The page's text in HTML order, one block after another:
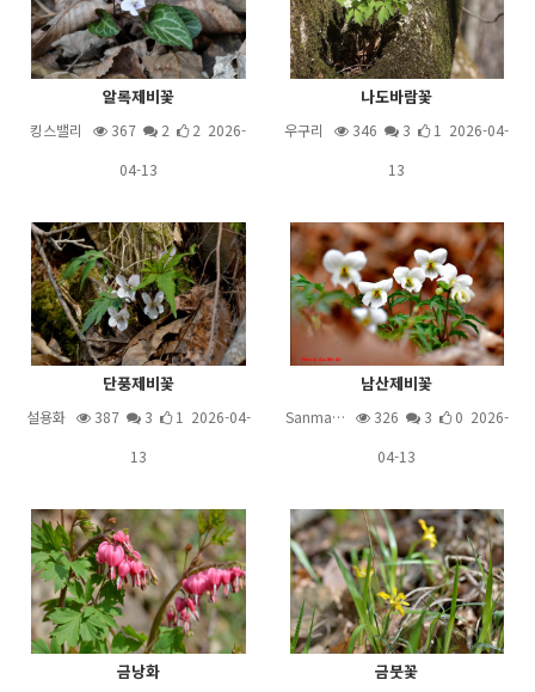
알록제비꽃
킹스밸리 367 2
2 2026-
04-13
나도바람꽃
우구리 346 3
1 2026-04-
13
단풍제비꽃
설용화 387 3
1 2026-04-
13
남산제비꽃
Sanma… 326 3
0 2026-
04-13
금낭화 금붓꽃